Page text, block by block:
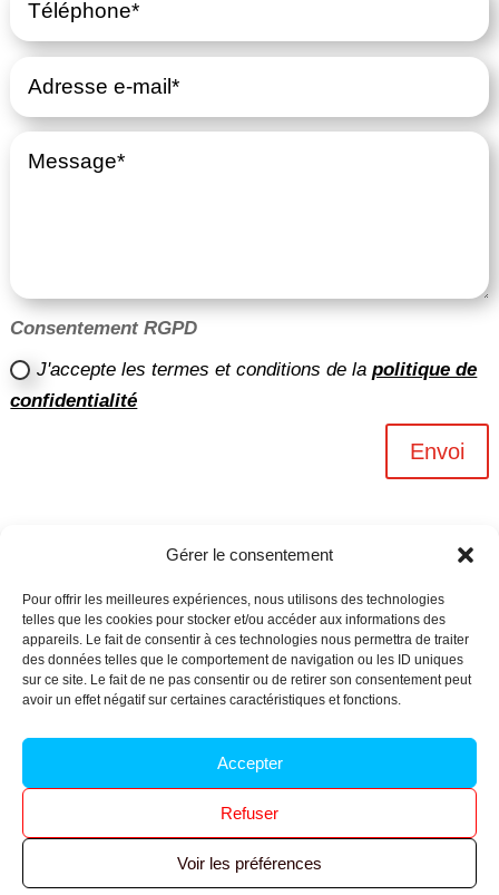
Gérer le consentement
Pour offrir les meilleures expériences, nous utilisons des technologies
telles que les cookies pour stocker et/ou accéder aux informations des
appareils. Le fait de consentir à ces technologies nous permettra de traiter
des données telles que le comportement de navigation ou les ID uniques
sur ce site. Le fait de ne pas consentir ou de retirer son consentement peut
avoir un effet négatif sur certaines caractéristiques et fonctions.
Accepter
Refuser
Voir les préférences
Consentement RGPD
J'accepte les termes et conditions de lapolitique de
confidentialité
Envoi
Archives n-6
Politique de confidentialité–
Réalisé parl’agence Ouacom
© 2026 FNIC CGT – Tous droits réservés.